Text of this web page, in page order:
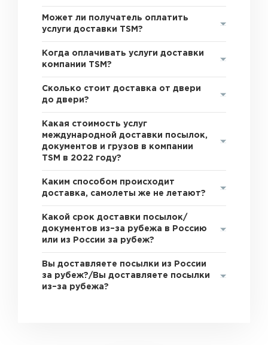
Может ли получатель оплатить
услуги доставки TSM?
Когда оплачивать услуги доставки
компании TSM?
Сколько стоит доставка от двери
до двери?
Какая стоимость услуг
международной доставки посылок,
документов и грузов в компании
TSM в 2022 году?
Каким способом происходит
доставка, самолеты же не летают?
Какой срок доставки посылок/
документов из–за рубежа в Россию
или из России за рубеж?
Вы доставляете посылки из России
за рубеж?/Вы доставляете посылки
из–за рубежа?